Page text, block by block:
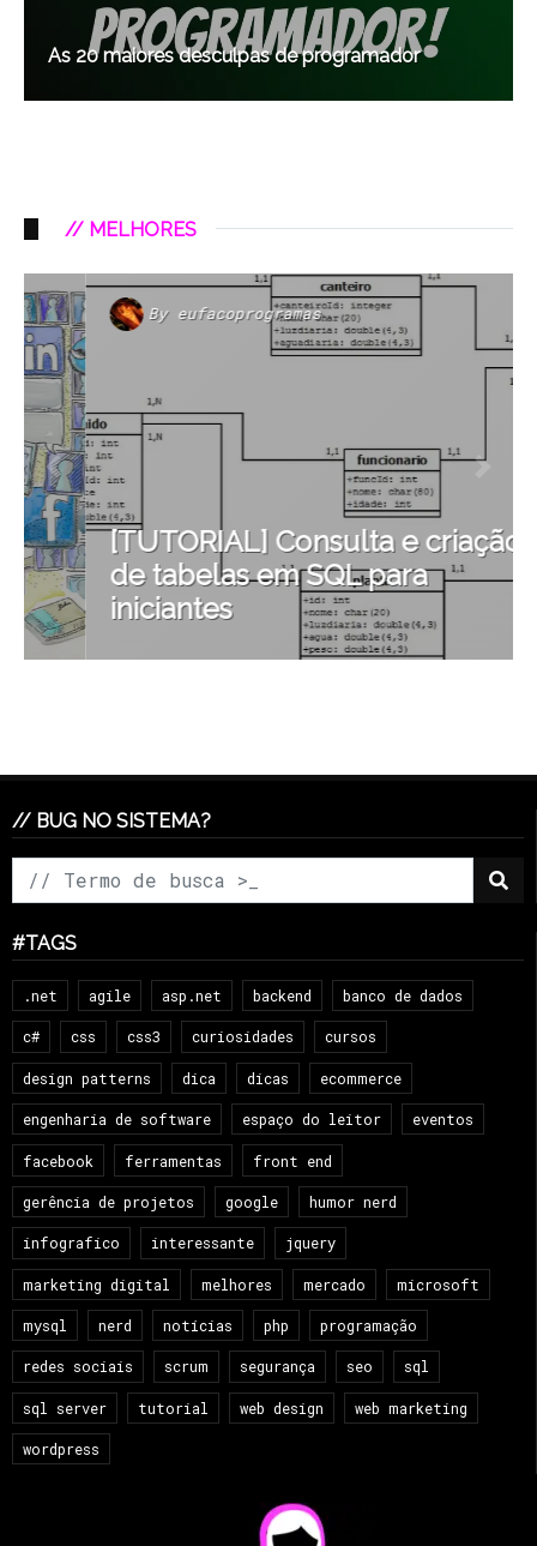
As 20 maiores desculpas de programador
// MELHORES
Byeufacoprogramas
[TUTORIAL] Consulta e criação
de tabelas em SQL para
iniciantes
// BUG NO SISTEMA?
#TAGS
.net agile asp.net backend banco de dados
c# css css3 curiosidades cursos
design patterns dica dicas ecommerce
engenharia de software espaço do leitor eventos
facebook ferramentas front end
gerência de projetos google humor nerd
infografico interessante jquery
marketing digital melhores mercado microsoft
mysql nerd notícias php programação
redes sociais scrum segurança seo sql
sql server tutorial web design web marketing
wordpress